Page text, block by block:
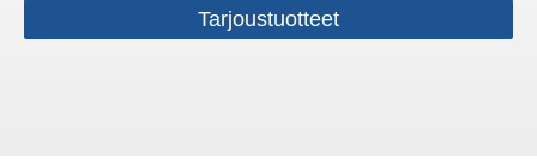
Tarjoustuotteet